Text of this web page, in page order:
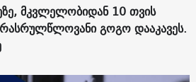
მკვლელობიდან 10 თვის
გოგო დააკავეს.